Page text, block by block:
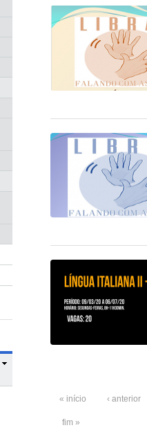
« início ‹ anterior
fim »